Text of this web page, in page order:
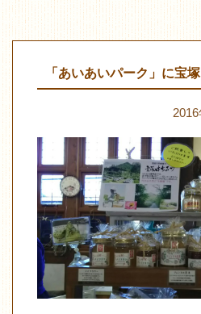
「あいあいパーク」に宝